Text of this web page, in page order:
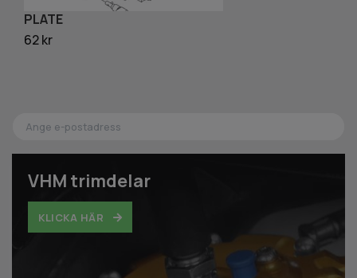
VHM trimdelar
KLICKA HÄR
PLATE
62 kr